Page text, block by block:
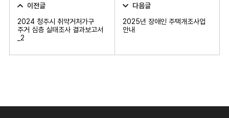
이전글
2024 청주시 취약거처가구
주거 심층 실태조사 결과보고서
_2
다음글
2025년 장애인 주택개조사업
안내